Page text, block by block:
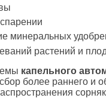
минеральных
растений и
капельного
более раннего и